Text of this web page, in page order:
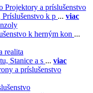
Projektory a príslušenstvo
Príslušenstvo k p ... viac
k herným kon ...
realita
Stanice a s ... viac
a príslušenstvo